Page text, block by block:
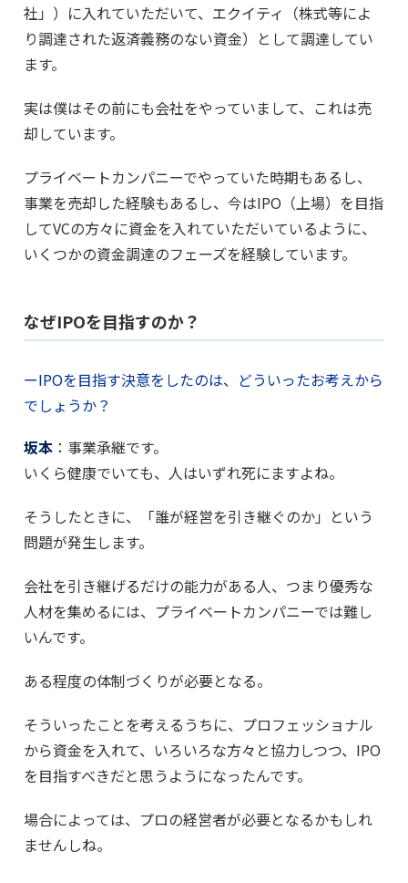
社」）に入れていただいて、エクイティ（株式等によ
り調達された返済義務のない資金）として調達してい
ます。
実は僕はその前にも会社をやっていまして、これは売
却しています。
プライベートカンパニーでやっていた時期もあるし、
事業を売却した経験もあるし、今はIPO（上場）を目指
してVCの方々に資金を入れていただいているように、
いくつかの資金調達のフェーズを経験しています。
なぜIPOを目指すのか？
ーIPOを目指す決意をしたのは、どういったお考えから
でしょうか？
坂本 ：事業承継です。
いくら健康でいても、人はいずれ死にますよね。
そうしたときに、「誰が経営を引き継ぐのか」という
問題が発生します。
会社を引き継げるだけの能力がある人、つまり優秀な
人材を集めるには、プライベートカンパニーでは難し
いんです。
ある程度の体制づくりが必要となる。
そういったことを考えるうちに、プロフェッショナル
から資金を入れて、いろいろな方々と協力しつつ、IPO
を目指すべきだと思うようになったんです。
場合によっては、プロの経営者が必要となるかもしれ
ませんしね。